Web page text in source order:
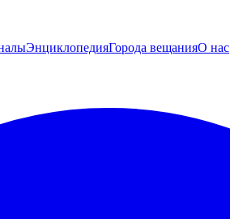
ЭнциклопедияГорода вещанияО нас